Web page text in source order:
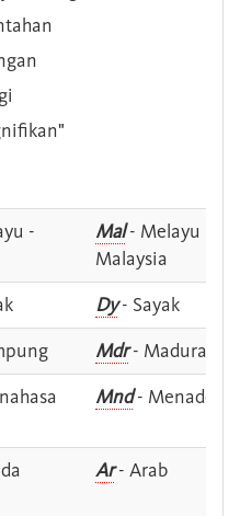
-
Mal- Melayu -
Malaysia
Dy- Sayak
Mdr- Madura
Mnd- Menado
Ar- Arab